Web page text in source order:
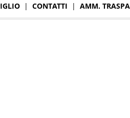
| CONTATTI | AMM.